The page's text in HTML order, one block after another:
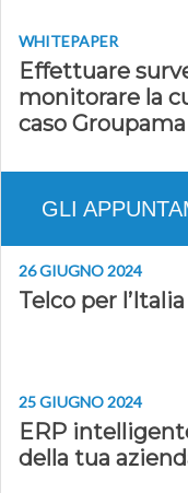
WHITEPAPER
Effettuare
monitorare la
caso Groupama
GLI
26 GIUGNO 2024
Telco per
25 GIUGNO 2024
ERP
della tua